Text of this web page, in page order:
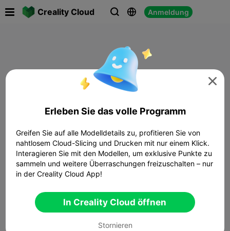
Creality Cloud   Anmeldung

Erleben Sie das volle Programm
Greifen Sie auf alle Modelldetails zu, profitieren Sie von
nahtlosem Cloud-Slicing und Drucken mit nur einem Klick.
Interagieren Sie mit den Modellen, um exklusive Punkte zu
sammeln und weitere Überraschungen freizuschalten – nur
in der Creality Cloud App!
In Creality Cloud öffnen
Stornieren